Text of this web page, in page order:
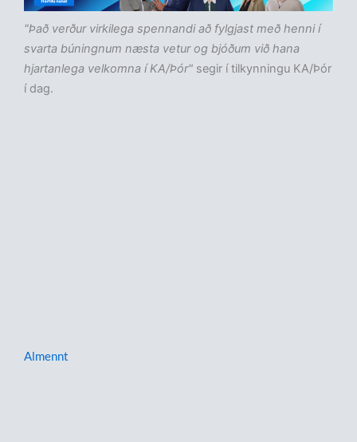
"Það verður virkilega spennandi að fylgjast með henni í
svarta búningnum næsta vetur og bjóðum við hana
hjartanlega velkomna í KA/Þór" segir í tilkynningu KA/Þór
í dag.
Almennt